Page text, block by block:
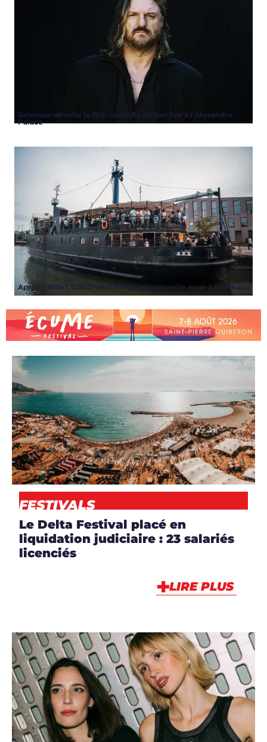
Solomun dévoile le film complet de son live à l’Alexandra
Palace
Après l’IBOAT, UBLO veut écrire une nouvelle page à Bordeaux
ARTICLES,EVENT,
NEWS
FESTIVALS
Le Delta Festival placé en
liquidation judiciaire : 23 salariés
licenciés
LIRE PLUS
ARTICLES,ARTISTES,